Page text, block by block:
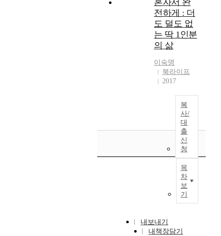
혼자서 완
전하게 : 더
도 덜도 없
는 딱 1인분
의 삶
이숙명
북라이프
2017
복
사/
대
출
신
청
목
차
보
기
내보내기
내책장담기